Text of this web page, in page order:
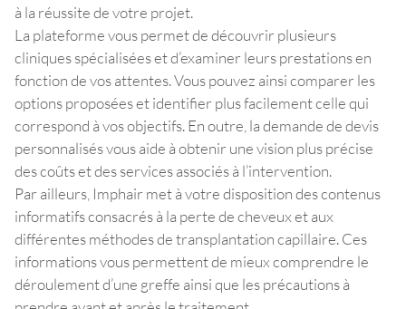
à la réussite de votre projet.
La plateforme vous permet de découvrir plusieurs
cliniques spécialisées et d’examiner leurs prestations en
fonction de vos attentes. Vous pouvez ainsi comparer les
options proposées et identifier plus facilement celle qui
correspond à vos objectifs. En outre, la demande de devis
personnalisés vous aide à obtenir une vision plus précise
des coûts et des services associés à l’intervention.
Par ailleurs, Imphair met à votre disposition des contenus
informatifs consacrés à la perte de cheveux et aux
différentes méthodes de transplantation capillaire. Ces
informations vous permettent de mieux comprendre le
déroulement d’une greffe ainsi que les précautions à